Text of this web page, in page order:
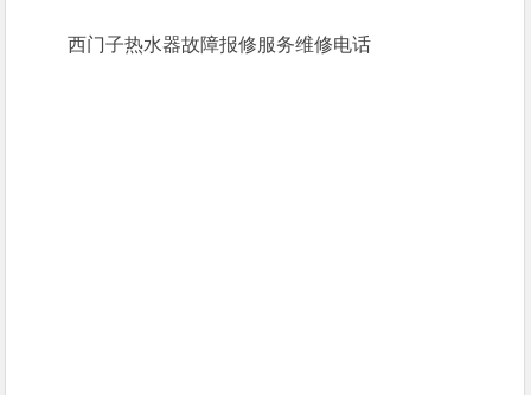
西门子热水器故障报修服务维修电话